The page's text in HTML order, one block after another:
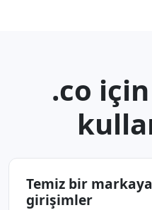
.co
Temiz bir
girişimler